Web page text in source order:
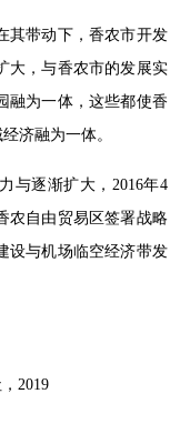
其带动下，香农市开发
大，与香农市的发展实
融为一体，这些都使香
济融为一体。
与逐渐扩大，2016年4
农自由贸易区签署战略
设与机场临空经济带发
2019